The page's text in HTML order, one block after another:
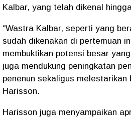
Kalbar, yang telah dikenal
“Wastra Kalbar, seperti yang
sudah dikenakan di pertemuan
membuktikan potensi besar
juga mendukung peningkatan
penenun sekaligus melestarikan
Harisson.
Harisson juga menyampaikan